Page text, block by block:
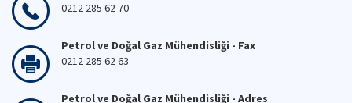
0212 285 62 70
Petrol ve Doğal Gaz Mühendisliği - Fax
0212 285 62 63
Petrol ve Doğal Gaz Mühendisliği - Adres